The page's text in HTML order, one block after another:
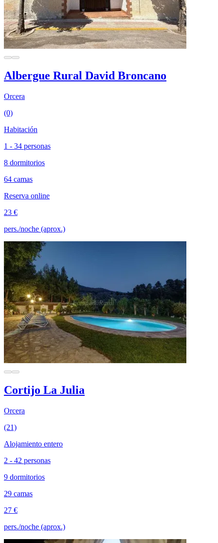
Albergue Rural David Broncano
Orcera
(0)
Habitación
1 - 34 personas
8 dormitorios
64 camas
Reserva online
23 €
pers./noche (aprox.)
Cortijo La Julia
Orcera
(21)
Alojamiento entero
2 - 42 personas
9 dormitorios
29 camas
27 €
pers./noche (aprox.)